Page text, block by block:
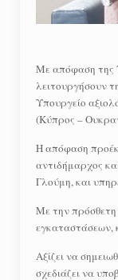
Με απόφαση της
λειτουργήσουν
Υπουργείο
(Κύπρος –
Η απόφαση
αντιδήμαρχος
Γλούμη, και
Με την πρόσθετη
εγκαταστάσεων,
Αξίζει να
σχεδιάζει να